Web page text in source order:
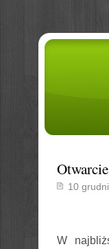
10
W